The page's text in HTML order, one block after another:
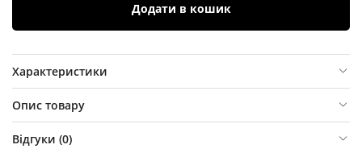
Додати в кошик
Характеристики
Опис товару
Відгуки (0)